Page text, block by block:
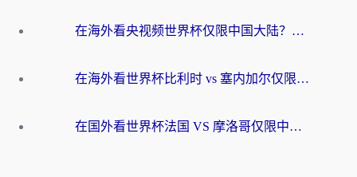
在海外看央视频世界杯仅限中国大陆？这篇指南帮你解锁中文解说+无卡顿直播
在海外看世界杯比利时 vs 塞内加尔仅限中国大陆？我找到了最流畅的中文解说之路
在国外看世界杯法国 VS 摩洛哥仅限中国大陆？海外党这样看中文解说赛事不卡顿